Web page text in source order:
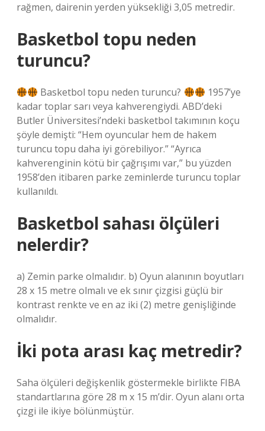
rağmen, dairenin yerden yüksekliği 3,05 metredir.
Basketbol topu neden
turuncu?
Basketbol topu neden turuncu?
1957’ye
kadar toplar sarı veya kahverengiydi. ABD’deki
Butler Üniversitesi’ndeki basketbol takımının koçu
şöyle demişti: “Hem oyuncular hem de hakem
turuncu topu daha iyi görebiliyor.” “Ayrıca
kahverenginin kötü bir çağrışımı var,” bu yüzden
1958’den itibaren parke zeminlerde turuncu toplar
kullanıldı.
Basketbol sahası ölçüleri
nelerdir?
a) Zemin parke olmalıdır. b) Oyun alanının boyutları
28 x 15 metre olmalı ve ek sınır çizgisi güçlü bir
kontrast renkte ve en az iki (2) metre genişliğinde
olmalıdır.
İki pota arası kaç metredir?
Saha ölçüleri değişkenlik göstermekle birlikte FIBA ​​
standartlarına göre 28 m x 15 m’dir. Oyun alanı orta
çizgi ile ikiye bölünmüştür.